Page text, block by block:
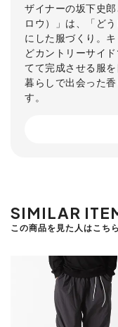
ザイナーの坂下史
ロウ）」は、「ど
にした服づくり。
どカントリーサイ
てて完成させる服
暮らしで出会った
す。
SIMILAR
この商品を見た人はこち